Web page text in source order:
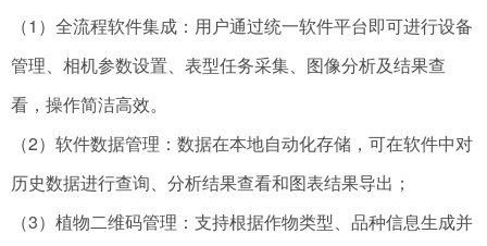
（1）全流程软件集成：用户通过统一软件平台即可进行设备
管理、相机参数设置、表型任务采集、图像分析及结果查
看，操作简洁高效。
（2）软件数据管理：数据在本地自动化存储，可在软件中对
历史数据进行查询、分析结果查看和图表结果导出；
（3）植物二维码管理：支持根据作物类型、品种信息生成并